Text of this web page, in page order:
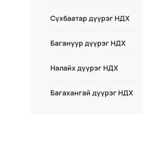
Сүхбаатар дүүрэг НДХ
Багануур дүүрэг НДХ
Налайх дүүрэг НДХ
Багахангай дүүрэг НДХ